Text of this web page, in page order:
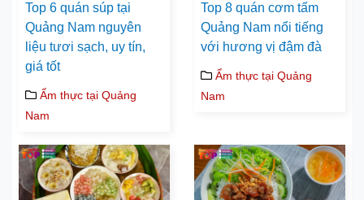
Top 6 quán súp tại
Quảng Nam nguyên
liệu tươi sạch, uy tín,
giá tốt
Ẩm thực tại Quảng
Nam
Top 8 quán cơm tấm
Quảng Nam nổi tiếng
với hương vị đậm đà
Ẩm thực tại Quảng
Nam